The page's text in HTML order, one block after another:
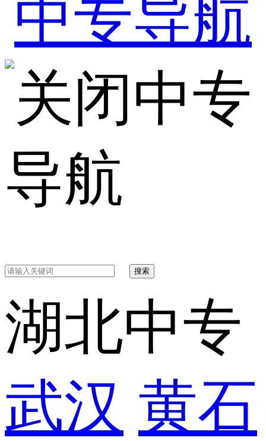
中专
导航
搜索
湖北中专
武汉 黄石